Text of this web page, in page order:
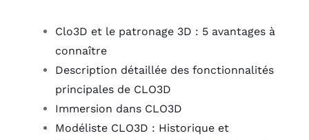
Clo3D et le patronage 3D : 5 avantages à
connaître
Description détaillée des fonctionnalités
principales de CLO3D
Immersion dans CLO3D
Modéliste CLO3D : Historique et